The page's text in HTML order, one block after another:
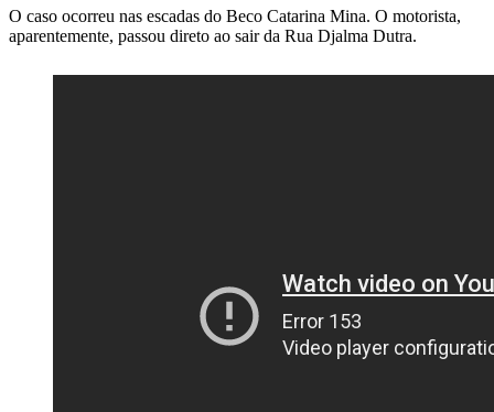
O caso ocorreu nas escadas do Beco Catarina Mina. O motorista,
aparentemente, passou direto ao sair da Rua Djalma Dutra.